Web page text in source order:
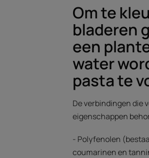
Om te
bladeren
een
water
pasta te
De verbindingen die
eigenschappen
- Polyfenolen
coumarinen en